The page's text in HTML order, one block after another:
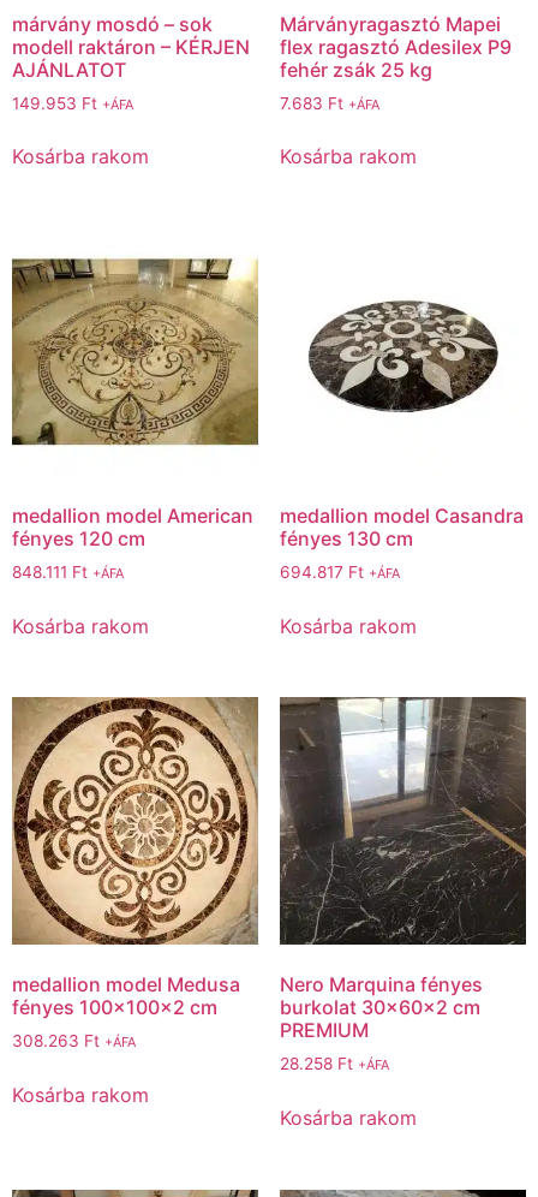
márvány mosdó – sok
modell raktáron – KÉRJEN
AJÁNLATOT
149.953 Ft +ÁFA
Kosárba rakom
Márványragasztó Mapei
flex ragasztó Adesilex P9
fehér zsák 25 kg
7.683 Ft +ÁFA
Kosárba rakom
medallion model American
fényes 120 cm
848.111 Ft +ÁFA
Kosárba rakom
medallion model Casandra
fényes 130 cm
694.817 Ft +ÁFA
Kosárba rakom
medallion model Medusa
fényes 100x100x2 cm
308.263 Ft +ÁFA
Kosárba rakom
Nero Marquina fényes
burkolat 30x60x2 cm
PREMIUM
28.258 Ft +ÁFA
Kosárba rakom